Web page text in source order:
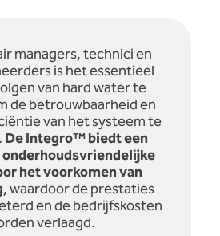
managers, technici en
is het essentieel
van hard water te
de betrouwbaarheid en
van het systeem te
De Integro™ biedt een
het voorkomen van
, waardoor de prestaties
en de bedrijfskosten
verlaagd.